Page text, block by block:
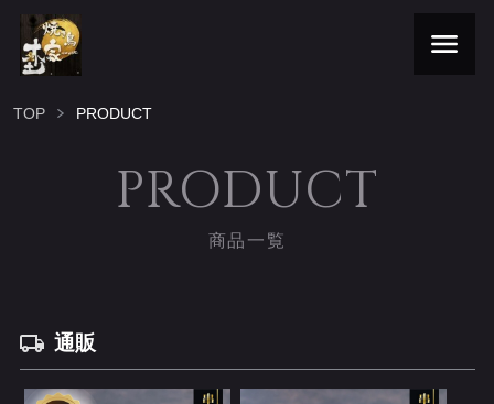
TOP PRODUCT
PRODUCT
商品一覧
通販